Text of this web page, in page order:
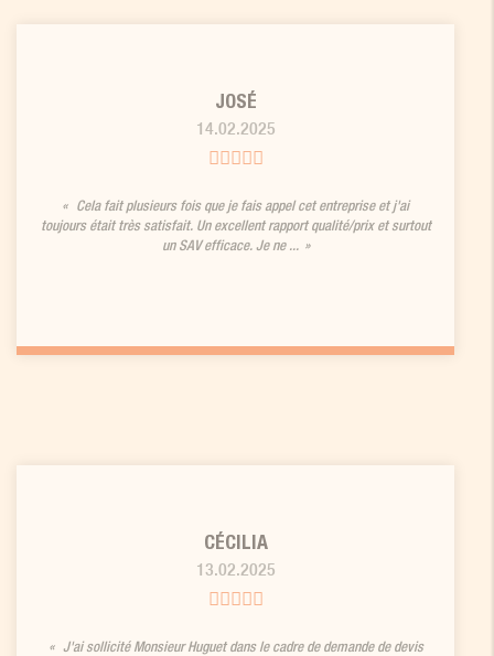
JOSÉ
14.02.2025
Cela fait plusieurs fois que je fais appel cet entreprise et j'ai
toujours était très satisfait. Un excellent rapport qualité/prix et surtout
un SAV efficace. Je ne ...
CÉCILIA
13.02.2025
J'ai sollicité Monsieur Huguet dans le cadre de demande de devis